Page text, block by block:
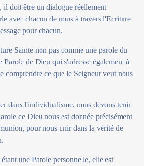
il doit être un dialogue réellement
avec chacun de nous à travers l'Ecriture
pour chacun.
Sainte non pas comme une parole du
Parole de Dieu qui s'adresse également à
comprendre ce que le Seigneur veut nous
dans l'individualisme, nous devons tenir
de Dieu nous est donnée précisément
pour nous unir dans la vérité de
une Parole personnelle, elle est